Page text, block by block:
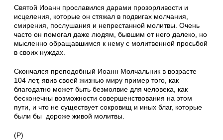
Святой Иоанн прославился дарами прозорливости и
исцеления, которые он стяжал в подвигах молчания,
смирения, послушания и непрестанной молитвы. Очень
часто он помогал даже людям, бывшим от него далеко, но
мысленно обращавшимся к нему с молитвенной просьбой
в своих нуждах.
Скончался преподобный Иоанн Молчальник в возрасте
104 лет, явив своей жизнью миру пример того, как
благодатно может быть безмолвие для человека, как
бесконечны возможности совершенствования на этом
пути, и что не существует сокровищ и иных благ, которые
были бы дороже живой молитвы.
(Р)